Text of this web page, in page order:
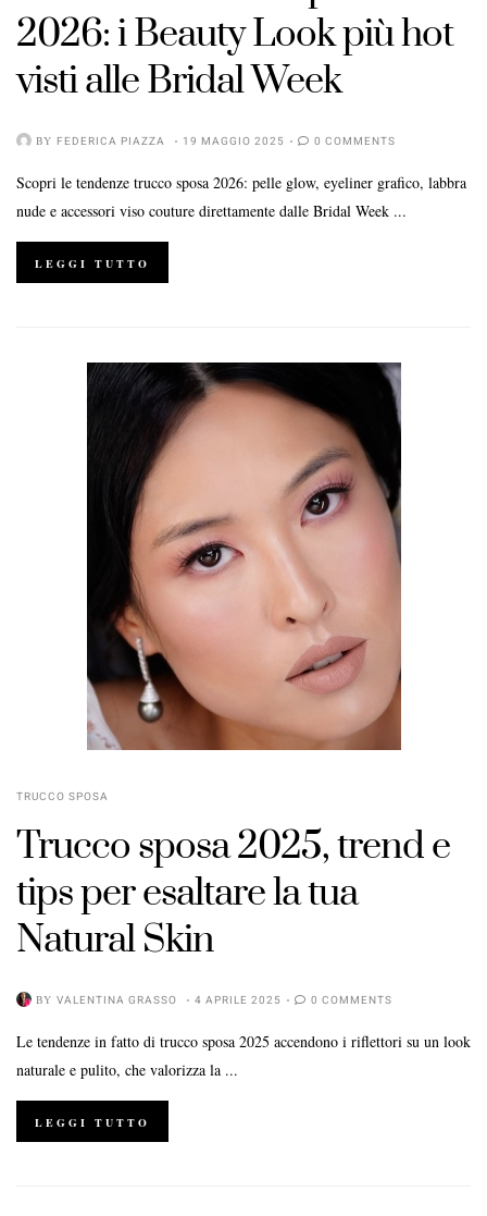
2026: i Beauty Look più hot
visti alle Bridal Week
BY FEDERICA PIAZZA 19 MAGGIO 2025 0 COMMENTS
Scopri le tendenze trucco sposa 2026: pelle glow, eyeliner grafico, labbra
nude e accessori viso couture direttamente dalle Bridal Week ...
LEGGI TUTTO
TRUCCO SPOSA
Trucco sposa 2025, trend e
tips per esaltare la tua
Natural Skin
BY VALENTINA GRASSO 4 APRILE 2025 0 COMMENTS
Le tendenze in fatto di trucco sposa 2025 accendono i riflettori su un look
naturale e pulito, che valorizza la ...
LEGGI TUTTO